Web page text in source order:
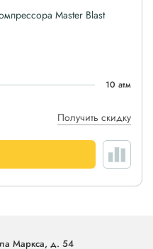
Master Blast
10 атм
Получить скидку
Маркса, д. 54